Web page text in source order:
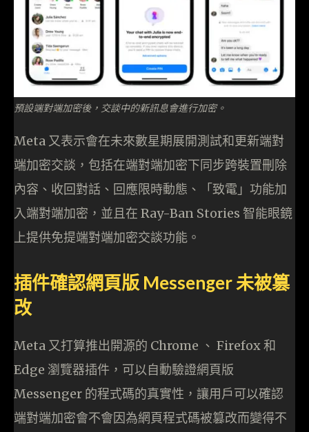
預設端對端加密後，交談中的新訊息會進行加密。
Meta 又表示會在未來數星期展開測試和更新端對
端加密交談，包括在端對端加密下同步跨裝置刪除
內容、收回對話、回應限時動態、「致電」功能加
入端對端加密，並且在 Ray-Ban Stories 智能眼鏡
上提供免提端對端加密交談功能。
插件確認網頁版 Messenger 未被篡
改
Meta 又打算推出開源的 Chrome 、 Firefox 和
Edge 瀏覽器插件，可以自動驗證網頁版
Messenger 的程式碼的真實性，讓用戶可以確認
端對端加密會不會因為網頁程式碼被篡改而變得不